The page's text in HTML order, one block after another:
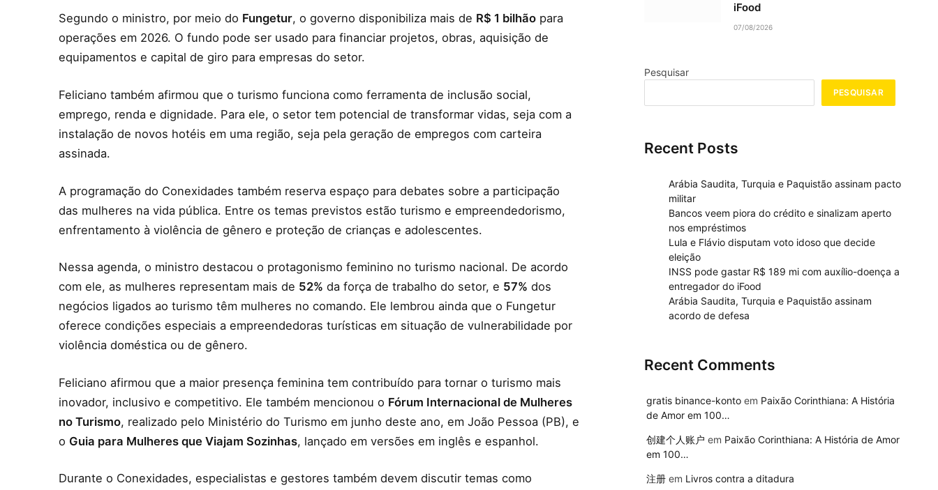
Segundo o ministro, por meio do Fungetur, o governo disponibiliza mais de R$ 1 bilhão para
operações em 2026. O fundo pode ser usado para financiar projetos, obras, aquisição de
equipamentos e capital de giro para empresas do setor.
Feliciano também afirmou que o turismo funciona como ferramenta de inclusão social,
emprego, renda e dignidade. Para ele, o setor tem potencial de transformar vidas, seja com a
instalação de novos hotéis em uma região, seja pela geração de empregos com carteira
assinada.
A programação do Conexidades também reserva espaço para debates sobre a participação
das mulheres na vida pública. Entre os temas previstos estão turismo e empreendedorismo,
enfrentamento à violência de gênero e proteção de crianças e adolescentes.
Nessa agenda, o ministro destacou o protagonismo feminino no turismo nacional. De acordo
com ele, as mulheres representam mais de 52% da força de trabalho do setor, e 57% dos
negócios ligados ao turismo têm mulheres no comando. Ele lembrou ainda que o Fungetur
oferece condições especiais a empreendedoras turísticas em situação de vulnerabilidade por
violência doméstica ou de gênero.
Feliciano afirmou que a maior presença feminina tem contribuído para tornar o turismo mais
inovador, inclusivo e competitivo. Ele também mencionou o Fórum Internacional de Mulheres
no Turismo, realizado pelo Ministério do Turismo em junho deste ano, em João Pessoa (PB), e
o Guia para Mulheres que Viajam Sozinhas, lançado em versões em inglês e espanhol.
Durante o Conexidades, especialistas e gestores também devem discutir temas como
iFood
07/08/2026
Pesquisar
PESQUISAR
Recent Posts
Arábia Saudita, Turquia e Paquistão assinam pacto
militar
Bancos veem piora do crédito e sinalizam aperto
nos empréstimos
Lula e Flávio disputam voto idoso que decide
eleição
INSS pode gastar R$ 189 mi com auxílio-doença a
entregador do iFood
Arábia Saudita, Turquia e Paquistão assinam
acordo de defesa
Recent Comments
gratis binance-kontoem Paixão Corinthiana: A História
de Amor em 100…
创建个人账户 em Paixão Corinthiana: A História de Amor
em 100…
注册em Livros contra a ditadura